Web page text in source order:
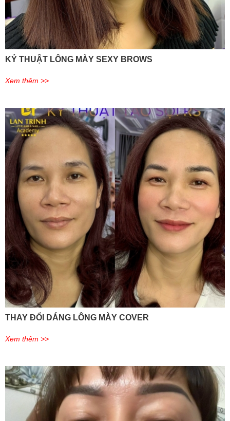
KỶ THUẬT LÔNG MÀY SEXY BROWS
Xem thêm >>
THAY ĐỔI DÁNG LÔNG MÀY COVER
Xem thêm >>